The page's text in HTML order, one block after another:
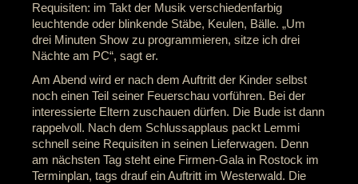
Requisiten: im Takt der Musik verschiedenfarbig
leuchtende oder blinkende Stäbe, Keulen, Bälle. „Um
drei Minuten Show zu programmieren, sitze ich drei
Nächte am PC“, sagt er.
Am Abend wird er nach dem Auftritt der Kinder selbst
noch einen Teil seiner Feuerschau vorführen. Bei der
interessierte Eltern zuschauen dürfen. Die Bude ist dann
rappelvoll. Nach dem Schlussapplaus packt Lemmi
schnell seine Requisiten in seinen Lieferwagen. Denn
am nächsten Tag steht eine Firmen-Gala in Rostock im
Terminplan, tags drauf ein Auftritt im Westerwald. Die